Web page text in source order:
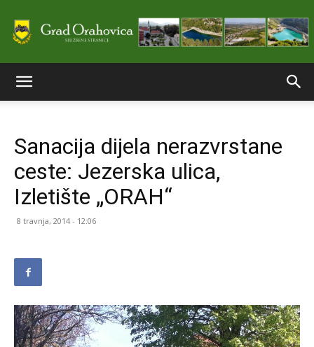
stranice
Grada
Sanacija dijela nerazvrstane
ceste: Jezerska ulica,
Izletište „ORAH“
8 travnja, 2014 - 12:06